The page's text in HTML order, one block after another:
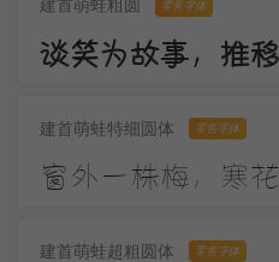
建首萌蛙粗圆 零售字体
建首萌蛙特细圆体 零售字体
建首萌蛙超粗圆体 零售字体